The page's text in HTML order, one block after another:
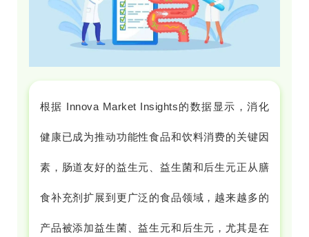
根据 Innova Market Insights的数据显示，消化
健康已成为推动功能性食品和饮料消费的关键因
素，肠道友好的益生元、益生菌和后生元正从膳
食补充剂扩展到更广泛的食品领域，越来越多的
产品被添加益生菌、益生元和后生元，尤其是在